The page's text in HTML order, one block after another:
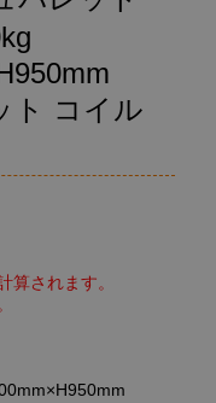
ト コイル